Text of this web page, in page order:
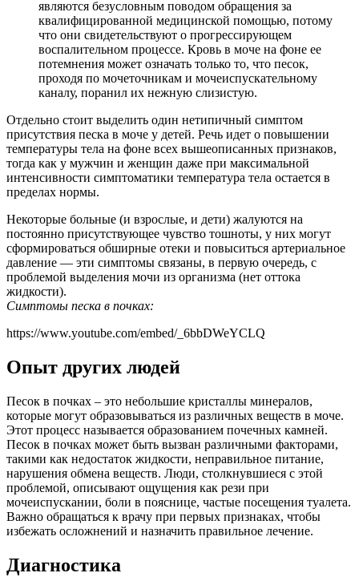
являются безусловным поводом обращения за
квалифицированной медицинской помощью, потому
что они свидетельствуют о прогрессирующем
воспалительном процессе. Кровь в моче на фоне ее
потемнения может означать только то, что песок,
проходя по мочеточникам и мочеиспускательному
каналу, поранил их нежную слизистую.
Отдельно стоит выделить один нетипичный симптом
присутствия песка в моче у детей. Речь идет о повышении
температуры тела на фоне всех вышеописанных признаков,
тогда как у мужчин и женщин даже при максимальной
интенсивности симптоматики температура тела остается в
пределах нормы.
Некоторые больные (и взрослые, и дети) жалуются на
постоянно присутствующее чувство тошноты, у них могут
сформироваться обширные отеки и повыситься артериальное
давление — эти симптомы связаны, в первую очередь, с
проблемой выделения мочи из организма (нет оттока
жидкости).
Симптомы песка в почках:
https://www.youtube.com/embed/_6bbDWeYCLQ
Опыт других людей
Песок в почках – это небольшие кристаллы минералов,
которые могут образовываться из различных веществ в моче.
Этот процесс называется образованием почечных камней.
Песок в почках может быть вызван различными факторами,
такими как недостаток жидкости, неправильное питание,
нарушения обмена веществ. Люди, столкнувшиеся с этой
проблемой, описывают ощущения как рези при
мочеиспускании, боли в пояснице, частые посещения туалета.
Важно обращаться к врачу при первых признаках, чтобы
избежать осложнений и назначить правильное лечение.
Диагностика